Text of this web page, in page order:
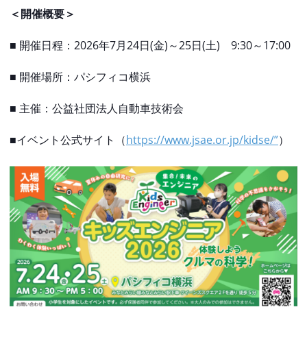
＜開催概要＞
■ 開催日程：2026年7月24日(金)～25日(土) 9:30～17:00
■ 開催場所：パシフィコ横浜
■ 主催：公益社団法人自動車技術会
■イベント公式サイト（https://www.jsae.or.jp/kidse/”）